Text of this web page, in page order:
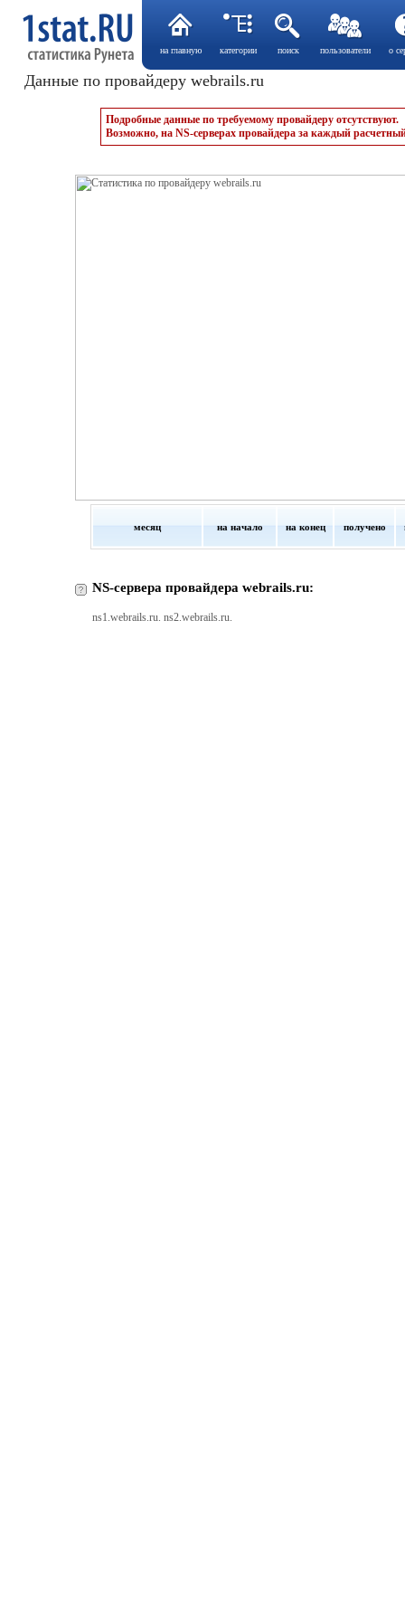
на главную категории поиск пользователи о
Данные по провайдеру webrails.ru
Подробные данные по требуемому провайдеру отсутствуют.
Возможно, на NS-серверах провайдера за каждый
месяц на начало на конец получено
NS-сервера провайдера webrails.ru:
ns1.webrails.ru. ns2.webrails.ru.